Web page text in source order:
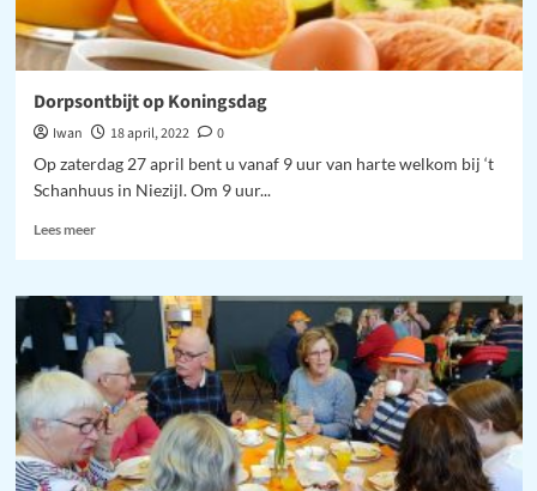
Dorpsontbijt op Koningsdag
Iwan 18 april, 2022
0
Op zaterdag 27 april bent u vanaf 9 uur van harte welkom bij ‘t
Schanhuus in Niezijl. Om 9 uur...
Lees meerLees
Dorpsontbijt
op
Koningsdag